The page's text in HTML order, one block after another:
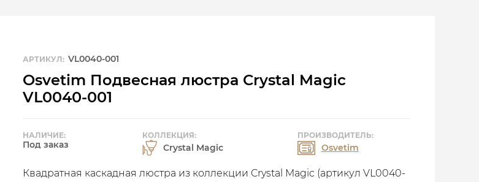
АРТИКУЛ: VL0040-001
Osvetim Подвесная люстра Crystal Magic
VL0040-001
НАЛИЧИЕ:
Под заказ
КОЛЛЕКЦИЯ:
Crystal Magic
ПРОИЗВОДИТЕЛЬ:
Osvetim
Квадратная каскадная люстра из коллекции Crystal Magic (артикул VL0040-